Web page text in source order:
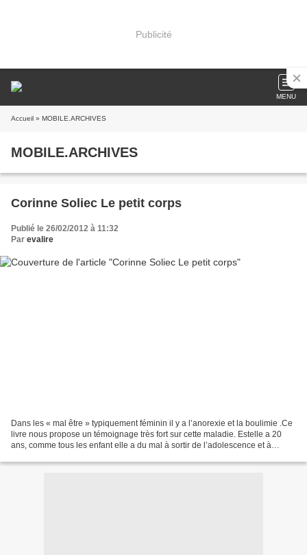
Publicité
MENU
Accueil » MOBILE.ARCHIVES
MOBILE.ARCHIVES
Corinne Soliec Le petit corps
Publié le 26/02/2012 à 11:32
Par evalire
Dans les « mal être » typiquement féminin il y a l’anorexie et la boulimie .Ce
livre nous propose un témoignage très fort sur cette maladie. Estelle a 20
ans, comme tous les enfant elle a du mal à sortir de l’adolescence et à